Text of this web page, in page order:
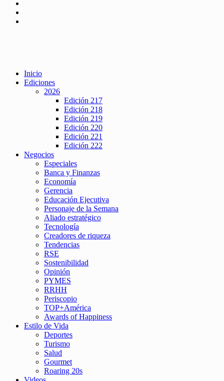
Inicio
Ediciones
2026
Edición 217
Edición 218
Edición 219
Edición 220
Edición 221
Edición 222
Negocios
Especiales
Banca y Finanzas
Economía
Gerencia
Educación Ejecutiva
Personaje de la Semana
Aliado estratégico
Tecnología
Creadores de riqueza
Tendencias
RSE
Sostenibilidad
Opinión
PYMES
RRHH
Periscopio
TOP+América
Awards of Happiness
Estilo de Vida
Deportes
Turismo
Salud
Gourmet
Roaring 20s